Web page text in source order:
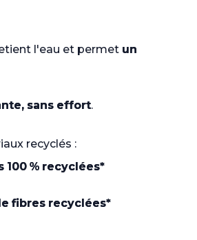
l'eau et permet un
sans effort.
recyclés :
% recyclées*
fibres recyclées*